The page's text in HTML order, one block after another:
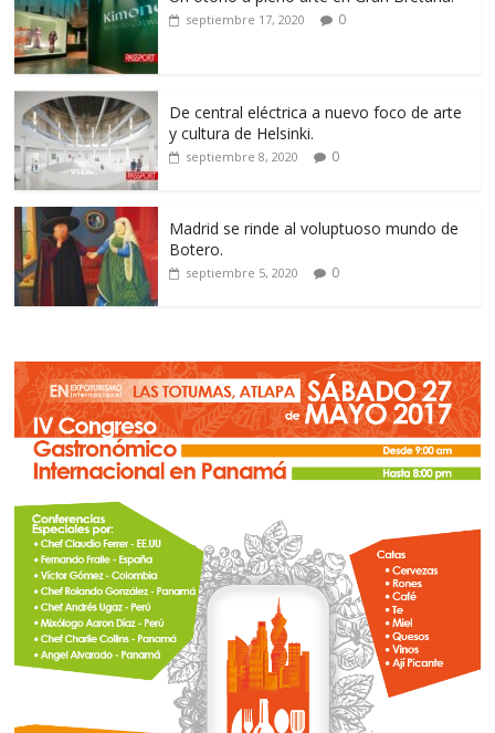
septiembre 17, 2020 0
De central eléctrica a nuevo foco de arte
y cultura de Helsinki.
septiembre 8, 2020 0
Madrid se rinde al voluptuoso mundo de
Botero.
septiembre 5, 2020 0